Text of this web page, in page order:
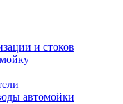
и стоков
автомойки